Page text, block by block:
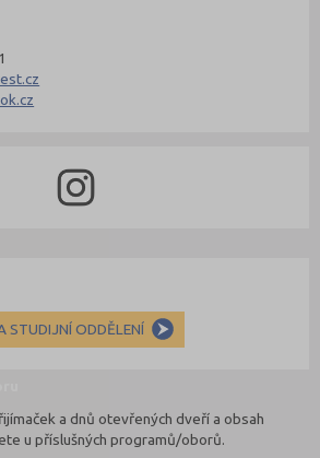
STUDIJNÍ ODDĚLENÍ
a dnů otevřených dveří a obsah
u příslušných programů/oborů.